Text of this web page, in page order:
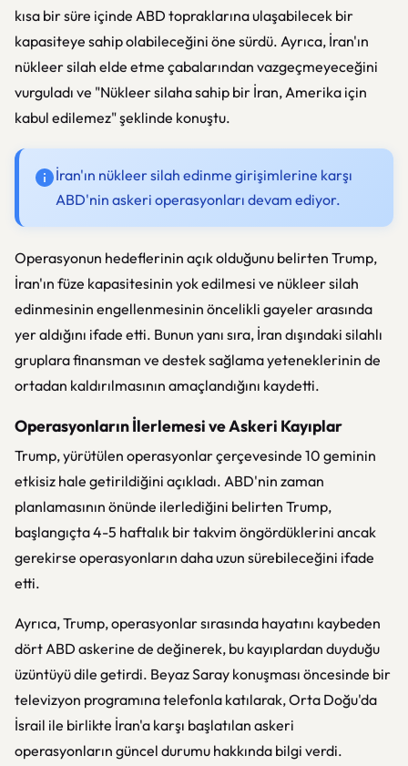
kısa bir süre içinde ABD topraklarına ulaşabilecek bir
kapasiteye sahip olabileceğini öne sürdü. Ayrıca, İran'ın
nükleer silah elde etme çabalarından vazgeçmeyeceğini
vurguladı ve "Nükleer silaha sahip bir İran, Amerika için
kabul edilemez" şeklinde konuştu.
İran'ın nükleer silah edinme girişimlerine karşı
ABD'nin askeri operasyonları devam ediyor.
Operasyonun hedeflerinin açık olduğunu belirten Trump,
İran'ın füze kapasitesinin yok edilmesi ve nükleer silah
edinmesinin engellenmesinin öncelikli gayeler arasında
yer aldığını ifade etti. Bunun yanı sıra, İran dışındaki silahlı
gruplara finansman ve destek sağlama yeteneklerinin de
ortadan kaldırılmasının amaçlandığını kaydetti.
Operasyonların İlerlemesi ve Askeri Kayıplar
Trump, yürütülen operasyonlar çerçevesinde 10 geminin
etkisiz hale getirildiğini açıkladı. ABD'nin zaman
planlamasının önünde ilerlediğini belirten Trump,
başlangıçta 4-5 haftalık bir takvim öngördüklerini ancak
gerekirse operasyonların daha uzun sürebileceğini ifade
etti.
Ayrıca, Trump, operasyonlar sırasında hayatını kaybeden
dört ABD askerine de değinerek, bu kayıplardan duyduğu
üzüntüyü dile getirdi. Beyaz Saray konuşması öncesinde bir
televizyon programına telefonla katılarak, Orta Doğu'da
İsrail ile birlikte İran'a karşı başlatılan askeri
operasyonların güncel durumu hakkında bilgi verdi.